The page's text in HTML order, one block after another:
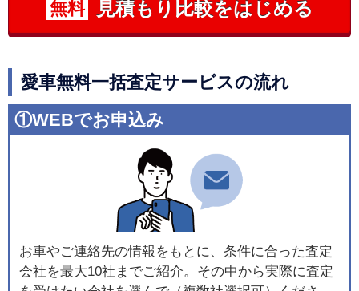
無料 見積もり比較をはじめる
愛車無料一括査定サービスの流れ
①WEBでお申込み
お車やご連絡先の情報をもとに、条件に合った査定
会社を最大10社までご紹介。その中から実際に査定